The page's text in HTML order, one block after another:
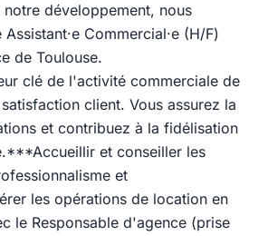
développement, nous
Assistant·e Commercial·e (H/F)
de Toulouse.
clé de l'activité commerciale de
client. Vous assurez la
et contribuez à la fidélisation
et conseiller les
et
les opérations de location en
le Responsable d'agence (prise